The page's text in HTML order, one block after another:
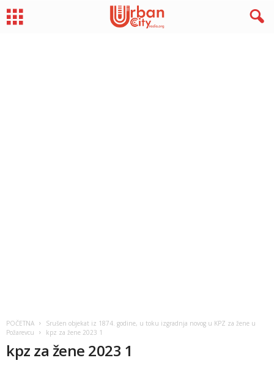
POČETNA
Srušen objekat iz 1874. godine, u toku izgradnja novog u KPZ za žene u
Požarevcu
kpz za žene 2023 1
kpz za žene 2023 1